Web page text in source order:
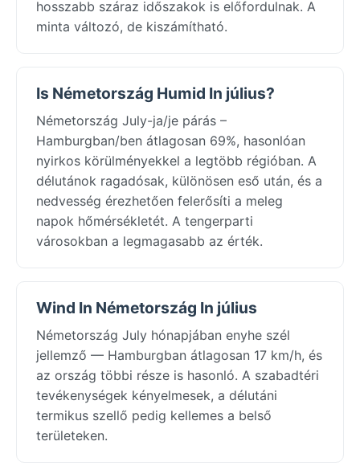
hosszabb száraz időszakok is előfordulnak. A
minta változó, de kiszámítható.
Is Németország Humid In július?
Németország July-ja/je párás –
Hamburgban/ben átlagosan 69%, hasonlóan
nyirkos körülményekkel a legtöbb régióban. A
délutánok ragadósak, különösen eső után, és a
nedvesség érezhetően felerősíti a meleg
napok hőmérsékletét. A tengerparti
városokban a legmagasabb az érték.
Wind In Németország In július
Németország July hónapjában enyhe szél
jellemző — Hamburgban átlagosan 17 km/h, és
az ország többi része is hasonló. A szabadtéri
tevékenységek kényelmesek, a délutáni
termikus szellő pedig kellemes a belső
területeken.